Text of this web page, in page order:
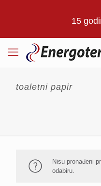
15
toaletni papir
Nisu pronađeni
odabiru.